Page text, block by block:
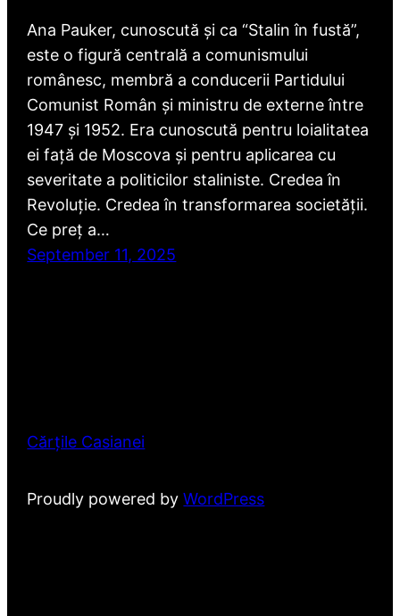
Ana Pauker, cunoscută și ca “Stalin în fustă”,
este o figură centrală a comunismului
românesc, membră a conducerii Partidului
Comunist Român și ministru de externe între
1947 și 1952. Era cunoscută pentru loialitatea
ei față de Moscova și pentru aplicarea cu
severitate a politicilor staliniste. Credea în
Revoluție. Credea în transformarea societății.
Ce preț a…
September 11, 2025
Cărțile Casianei
Proudly powered byWordPress